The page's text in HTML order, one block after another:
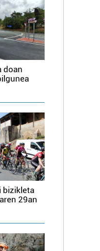
doan
bizikleta
29an